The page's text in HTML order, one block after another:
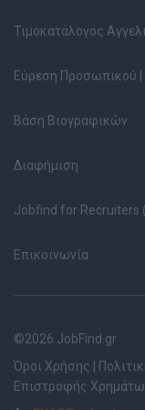
Τιμοκατάλογος
Εύρεση Προσωπικού |
Βάση Βιογραφικών
Διαφήμιση
Jobfind for Recruiters
Επικοινωνία
©2026 JobFind.gr
Όροι Χρήσης
Επιστροφής